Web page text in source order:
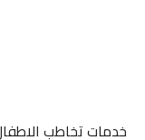
خدمات تخاطب